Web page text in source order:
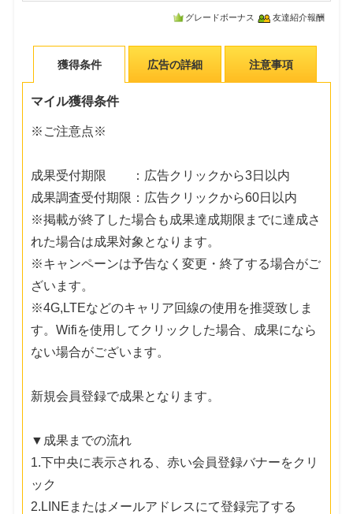
グレードボーナス 友達紹介報酬
獲得条件 広告の詳細 注意事項
マイル獲得条件
※ご注意点※
成果受付期限 ：広告クリックから3日以内
成果調査受付期限：広告クリックから60日以内
※掲載が終了した場合も成果達成期限までに達成さ
れた場合は成果対象となります。
※キャンペーンは予告なく変更・終了する場合がご
ざいます。
※4G,LTEなどのキャリア回線の使用を推奨致しま
す。Wifiを使用してクリックした場合、成果になら
ない場合がございます。
新規会員登録で成果となります。
▼成果までの流れ
1.下中央に表示される、赤い会員登録バナーをクリ
ック
2.LINEまたはメールアドレスにて登録完了する